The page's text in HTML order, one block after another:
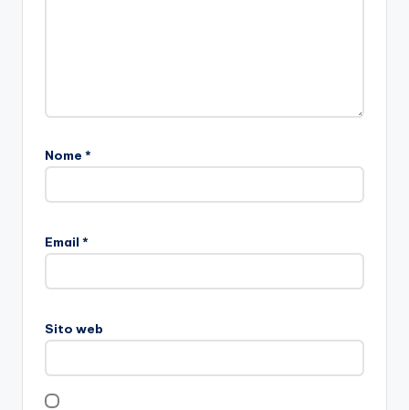
Nome *
Email *
Sito web